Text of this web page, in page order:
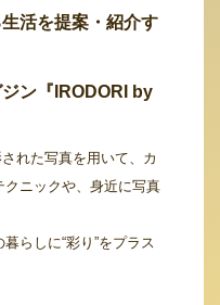
活を提案・紹介す
ン『IRODORI by
れた写真を用いて、カ
クニックや、身近に写真
らしに“彩り”をプラス